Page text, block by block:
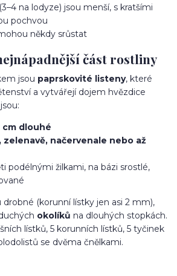
na lodyze) jsou menší, s kratšími
pochvou
někdy srůstat
část rostliny
jsou paprskovité listeny, které
a vytvářejí dojem hvězdice
cm dlouhé
zelenavě, načervenale nebo až
podélnými žilkami, na bázi srostlé,
(korunní lístky jen asi 2 mm),
okolíků na dlouhých stopkách.
lístků, 5 korunních lístků, 5 tyčinek
se dvěma čnělkami.